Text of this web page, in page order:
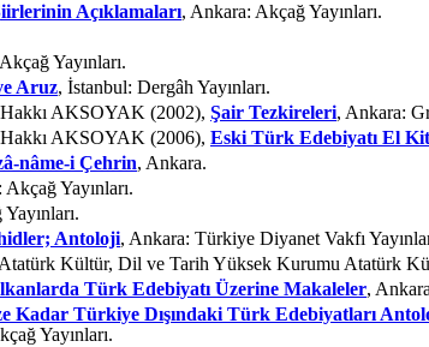
Açıklamaları, Ankara: Akçağ Yayınları.
Yayınları.
Aruz, İstanbul: Dergâh Yayınları.
AKSOYAK (2002), Şair Tezkireleri, Ankara:
AKSOYAK (2006), Eski Türk Edebiyatı El
nâme-i Çehrin, Ankara.
Yayınları.
Antoloji, Ankara: Türkiye Diyanet Vakfı
Kültür, Dil ve Tarih Yüksek Kurumu Atatürk
Türk Edebiyatı Üzerine Makaleler,
Kadar Türkiye Dışındaki Türk Edebiyatları
Yayınları.